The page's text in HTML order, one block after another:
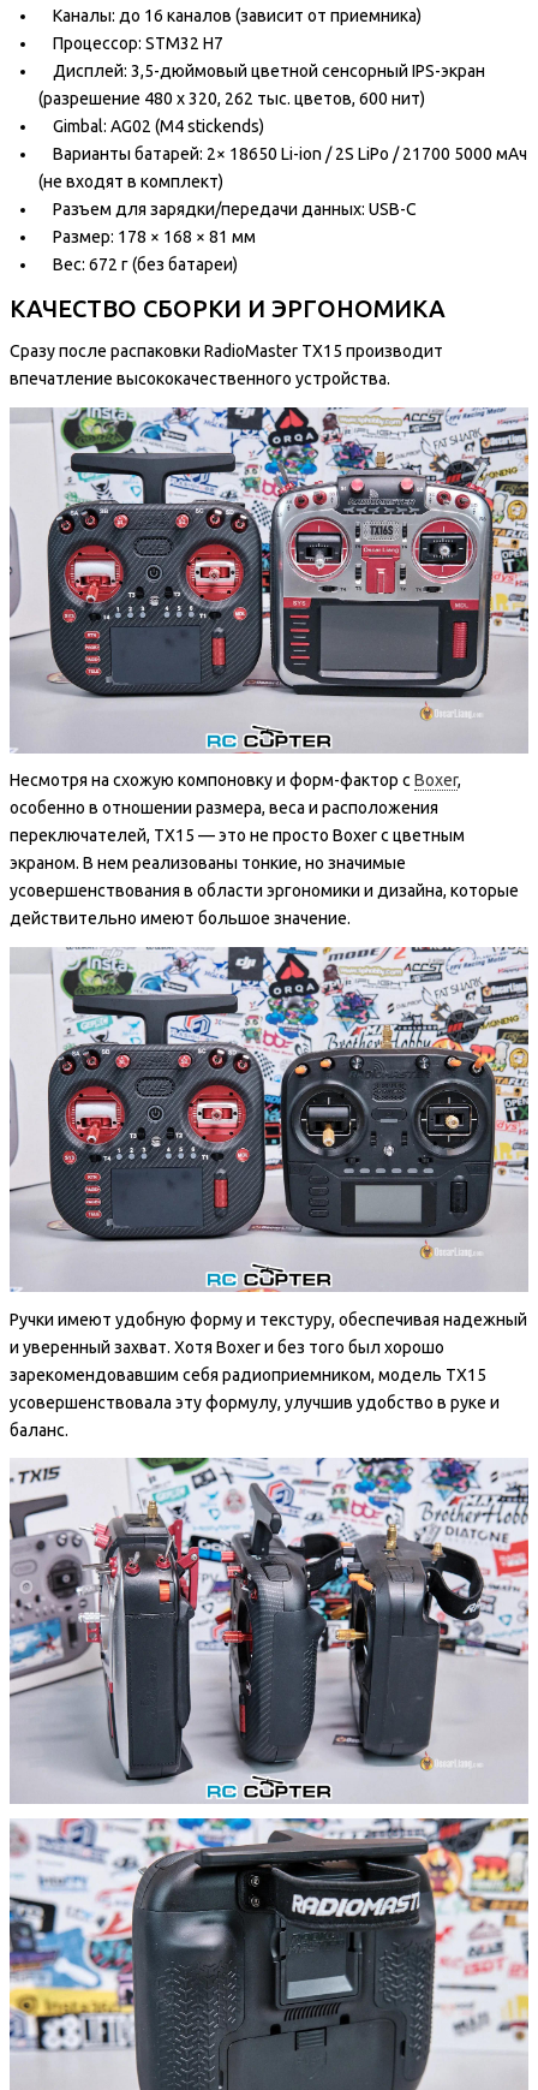
Каналы: до 16 каналов (зависит от приемника)
Процессор: STM32 H7
Дисплей: 3,5-дюймовый цветной сенсорный IPS-экран
(разрешение 480 x 320, 262 тыс. цветов, 600 нит)
Gimbal: AG02 (M4 stickends)
Варианты батарей: 2× 18650 Li-ion / 2S LiPo / 21700 5000 мАч
(не входят в комплект)
Разъем для зарядки/передачи данных: USB-C
Размер: 178 × 168 × 81 мм
Вес: 672 г (без батареи)
КАЧЕСТВО СБОРКИ И ЭРГОНОМИКА
Сразу после распаковки RadioMaster TX15 производит
впечатление высококачественного устройства.
Несмотря на схожую компоновку и форм-фактор с Boxer,
особенно в отношении размера, веса и расположения
переключателей, TX15 — это не просто Boxer с цветным
экраном. В нем реализованы тонкие, но значимые
усовершенствования в области эргономики и дизайна, которые
действительно имеют большое значение.
Ручки имеют удобную форму и текстуру, обеспечивая надежный
и уверенный захват. Хотя Boxer и без того был хорошо
зарекомендовавшим себя радиоприемником, модель TX15
усовершенствовала эту формулу, улучшив удобство в руке и
баланс.